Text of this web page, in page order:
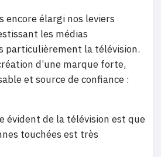
encore élargi nos leviers
les médias
particulièrement la télévision.
d’une marque forte,
et source de confiance :
évident de la télévision est que
touchées est très